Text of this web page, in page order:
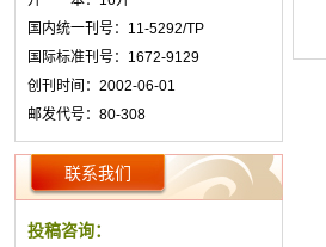
国内统一刊号：11-5292/TP
国际标准刊号：1672-9129
创刊时间：2002-06-01
邮发代号：80-308
联系我们
投稿咨询：